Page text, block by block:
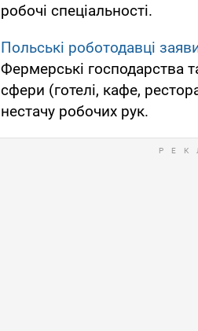
робочі спеціальності.
Польські роботодавці
Фермерські господарства
сфери (готелі, кафе,
нестачу робочих рук.